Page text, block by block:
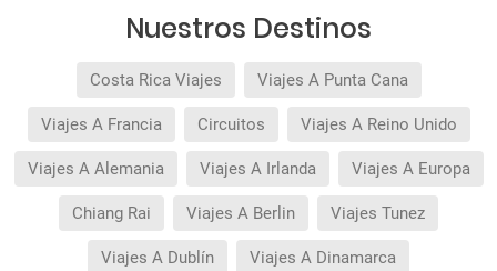
Nuestros Destinos
Costa Rica Viajes Viajes A Punta Cana
Viajes A Francia Circuitos Viajes A Reino Unido
Viajes A Alemania Viajes A Irlanda Viajes A Europa
Chiang Rai Viajes A Berlin Viajes Tunez
Viajes A Dublín Viajes A Dinamarca